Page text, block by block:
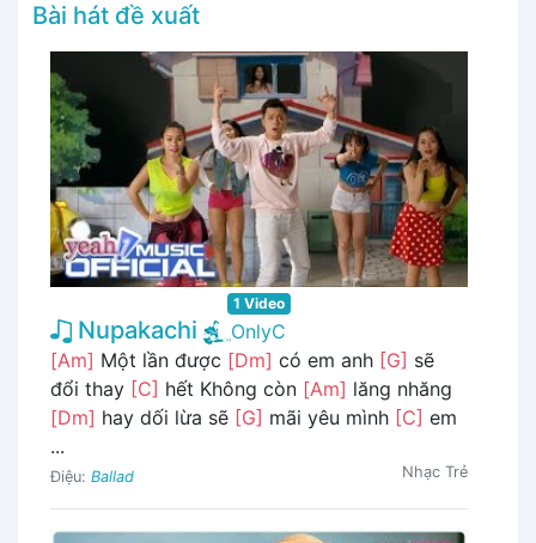
Bài hát đề xuất
1 Video
Nupakachi
OnlyC
[Am] Một lần được [Dm] có em anh [G] sẽ
đổi thay [C] hết Không còn [Am] lăng nhăng
[Dm] hay dối lừa sẽ [G] mãi yêu mình [C] em
...
Điệu: Ballad Nhạc Trẻ